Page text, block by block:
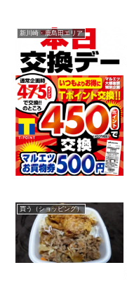
新川崎・鹿島田エリア
買う（ショッピング）